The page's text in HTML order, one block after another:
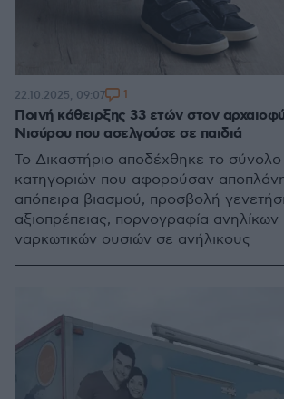
Ποινή κάθειρξης 33 ετών στον
Νισύρου που ασελγούσε σε παιδιά
Το Δικαστήριο αποδέχθηκε το
κατηγοριών που αφορούσαν
απόπειρα βιασμού, προσβολή
αξιοπρέπειας, πορνογραφία ανηλίκων
ναρκωτικών ουσιών σε ανήλικους
22.10.2025, 09:07 1